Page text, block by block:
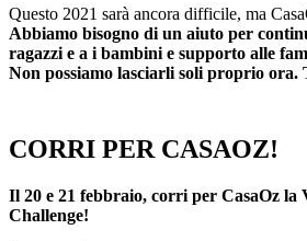
Questo 2021 sarà ancora difficile, ma
Abbiamo bisogno di un aiuto per
ragazzi e a i bambini e supporto alle
Non possiamo lasciarli soli proprio ora.
CORRI PER CASAOZ!
Il 20 e 21 febbraio, corri per CasaOz
Challenge!